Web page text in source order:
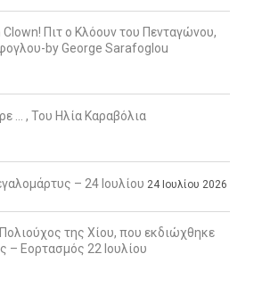
Πιτ ο Κλόουν του Πενταγώνου,
by George Sarafoglou
… , Του Ηλία Καραβόλια
– 24 Ιουλίου 24 Ιουλίου 2026
της Χίου, που εκδιώχθηκε
– Εορτασμός 22 Ιουλίου